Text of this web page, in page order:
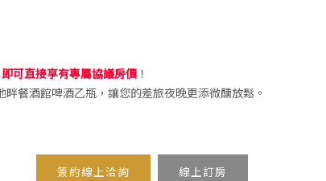
可直接享有專屬協議房價 ！
餐酒館啤酒乙瓶，讓您的差旅夜晚更添微醺放鬆。
簽約線上洽詢 線上訂房